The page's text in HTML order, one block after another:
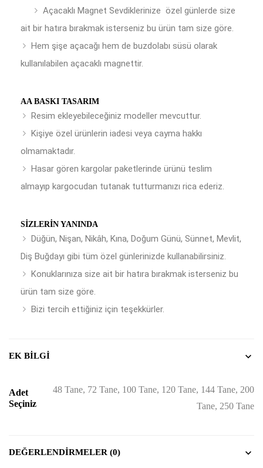
Açacaklı Magnet Sevdiklerinize özel günlerde size
ait bir hatıra bırakmak isterseniz bu ürün tam size göre.
Hem şişe açacağı hem de buzdolabı süsü olarak
kullanılabilen açacaklı magnettir.
AA BASKI TASARIM
Resim ekleyebileceğiniz modeller mevcuttur.
Kişiye özel ürünlerin iadesi veya cayma hakkı
olmamaktadır.
Hasar gören kargolar paketlerinde ürünü teslim
almayıp kargocudan tutanak tutturmanızı rica ederiz.
SIZLERIN YANINDA
Düğün, Nişan, Nikâh, Kına, Doğum Günü, Sünnet, Mevlit,
Diş Buğdayı gibi tüm özel günlerinizde kullanabilirsiniz.
Konuklarınıza size ait bir hatıra bırakmak isterseniz bu
ürün tam size göre.
Bizi tercih ettiğiniz için teşekkürler.
EK BILGI
Adet
Seçiniz
48 Tane, 72 Tane, 100 Tane, 120 Tane, 144 Tane, 200
Tane, 250 Tane
DEĞERLENDIRMELER (0)